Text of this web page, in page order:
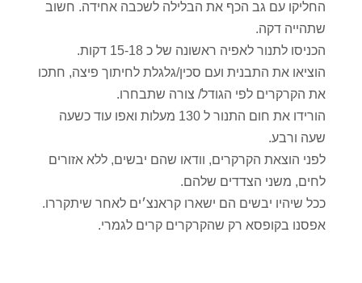
החליקו עם גב הכף את הבלילה לשכבה אחידה. חשוב
שתהייה דקה.
הכניסו לתנור לאפיה ראשונה של כ 15-18 דקות.
הוציאו את התבנית ועם סכין/גלגלת לחיתוך פיצה, חתכו
את הקרקרים לפי הגודל/ צורה שתבחרו.
הורידו את חום התנור ל 130 מעלות ואפו עוד כשעה
שעה ורבע.
לפני הוצאת הקרקרים, וודאו שהם יבשים, ללא אזורים
לחים, משני הצדדים שלהם.
ככל שיהיו יבשים הם ישארו קראנצ׳ים לאחר שיתקררו.
אפסנו בקופסא רק שהקרקרים קרים לגמרי.